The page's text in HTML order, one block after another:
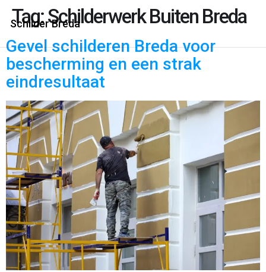
Schilder Breda
Tag:Schilderwerk Buiten Breda
Gevel schilderen Breda voor
bescherming en een strak
eindresultaat